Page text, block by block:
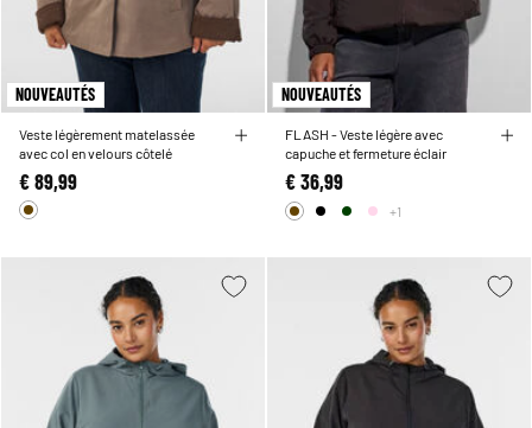
NOUVEAUTÉS
Veste légèrement matelassée
avec col en velours côtelé
€ 89,99
NOUVEAUTÉS
FLASH - Veste légère avec
capuche et fermeture éclair
€ 36,99
+1